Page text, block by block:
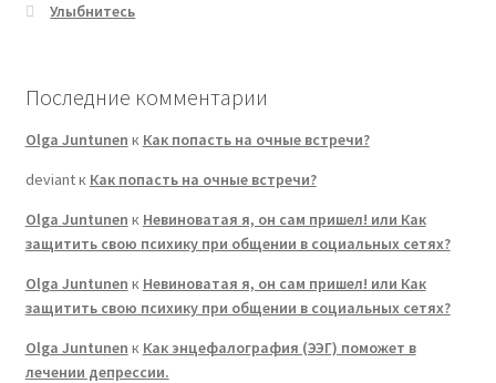
Улыбнитесь
Последние комментарии
Olga Juntunen к Как попасть на очные встречи?
deviantк Как попасть на очные встречи?
Olga Juntunen к Невиноватая я, он сам пришел! или Как
защитить свою психику при общении в социальных сетях?
Olga Juntunen к Невиноватая я, он сам пришел! или Как
защитить свою психику при общении в социальных сетях?
Olga Juntunen к Как энцефалография (ЭЭГ) поможет в
лечении депрессии.